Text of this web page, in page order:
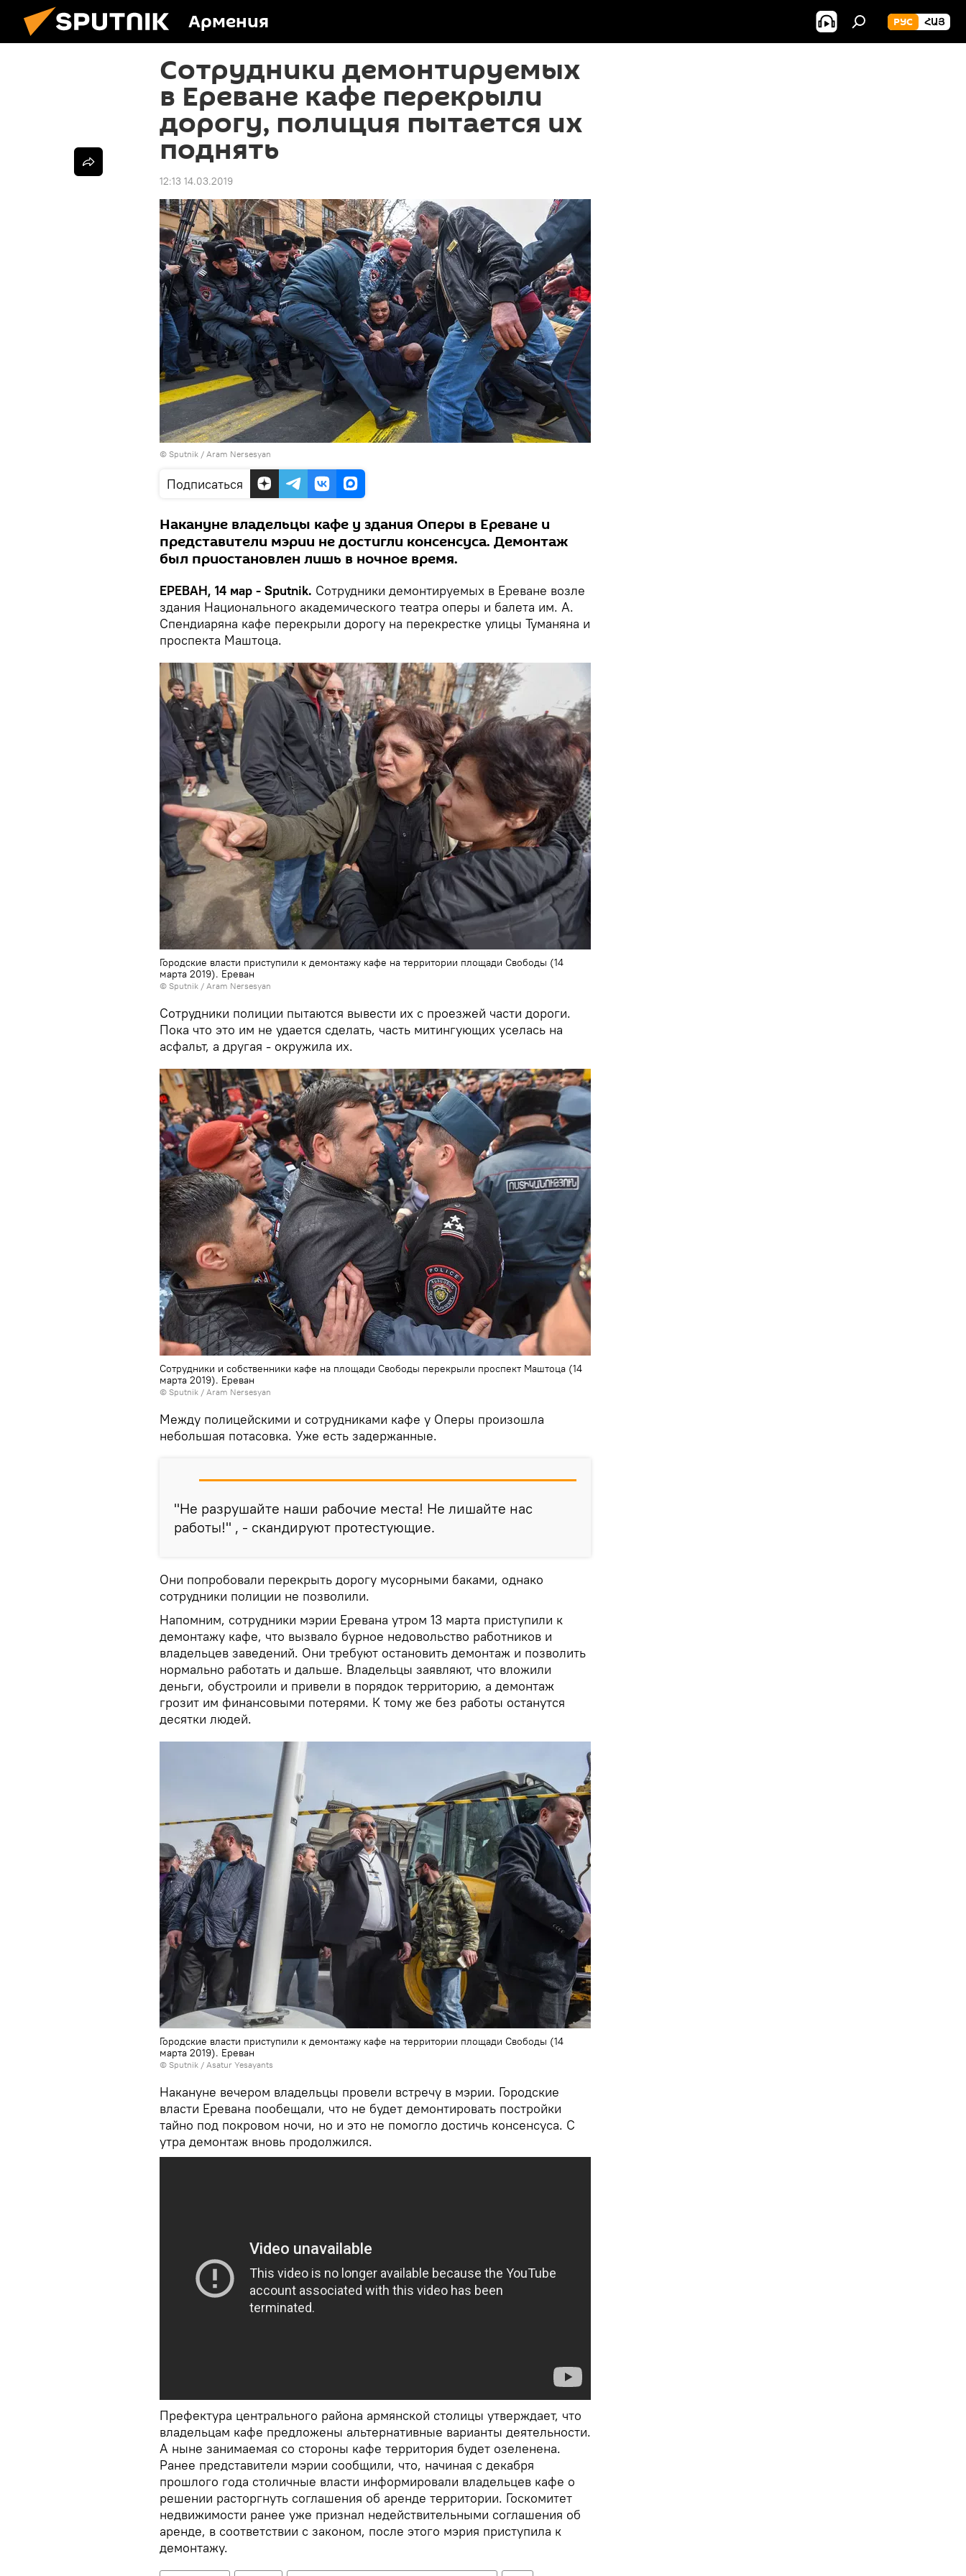
Армения РУС ՀԱՅ
Сотрудники демонтируемых
в Ереване кафе перекрыли
дорогу, полиция пытается их
поднять
12:13 14.03.2019
© Sputnik / Aram Nersesyan
Подписаться
Накануне владельцы кафе у здания Оперы в Ереване и
представители мэрии не достигли консенсуса. Демонтаж
был приостановлен лишь в ночное время.
ЕРЕВАН, 14 мар - Sputnik. Сотрудники демонтируемых в Ереване возле
здания Национального академического театра оперы и балета им. А.
Спендиаряна кафе перекрыли дорогу на перекрестке улицы Туманяна и
проспекта Маштоца.
Городские власти приступили к демонтажу кафе на территории площади Свободы (14
марта 2019). Еревaн
© Sputnik / Aram Nersesyan
Сотрудники полиции пытаются вывести их с проезжей части дороги.
Пока что это им не удается сделать, часть митингующих уселась на
асфальт, а другая - окружила их.
Сотрудники и собственники кафе на площади Свободы перекрыли проспект Маштоца (14
марта 2019). Еревaн
© Sputnik / Aram Nersesyan
Между полицейскими и сотрудниками кафе у Оперы произошла
небольшая потасовка. Уже есть задержанные.
"Не разрушайте наши рабочие места! Не лишайте нас
работы!" , - скандируют протестующие.
Они попробовали перекрыть дорогу мусорными баками, однако
сотрудники полиции не позволили.
Напомним, сотрудники мэрии Еревана утром 13 марта приступили к
демонтажу кафе, что вызвало бурное недовольство работников и
владельцев заведений. Они требуют остановить демонтаж и позволить
нормально работать и дальше. Владельцы заявляют, что вложили
деньги, обустроили и привели в порядок территорию, а демонтаж
грозит им финансовыми потерями. К тому же без работы останутся
десятки людей.
Городские власти приступили к демонтажу кафе на территории площади Свободы (14
марта 2019). Еревaн
© Sputnik / Asatur Yesayants
Накануне вечером владельцы провели встречу в мэрии. Городские
власти Еревана пообещали, что не будет демонтировать постройки
тайно под покровом ночи, но и это не помогло достичь консенсуса. С
утра демонтаж вновь продолжился.
Префектура центрального района армянской столицы утверждает, что
владельцам кафе предложены альтернативные варианты деятельности.
А ныне занимаемая со стороны кафе территория будет озеленена.
Ранее представители мэрии сообщили, что, начиная с декабря
прошлого года столичные власти информировали владельцев кафе о
решении расторгнуть соглашения об аренде территории. Госкомитет
недвижимости ранее уже признал недействительными соглашения об
аренде, в соответствии с законом, после этого мэрия приступила к
демонтажу.